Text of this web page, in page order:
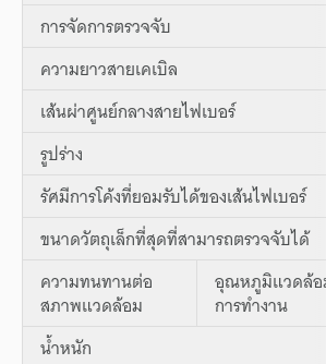
การจัดการตรวจจับ
ความยาวสายเคเบิล
เส้นผ่าศูนย์กลางสายไฟเบอร์
รูปร่าง
รัศมีการโค้งที่ยอมรับได้ของเส้นไฟเบอร์
ขนาดวัตถุเล็กที่สุดที่สามารถตรวจจับได้
ความทนทานต่อ
สภาพแวดล้อม
อุณหภูมิแวดล้อ
การทำงาน
น้ำหนัก